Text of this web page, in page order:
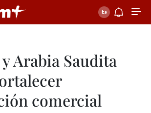
Arabia Saudita
comercial